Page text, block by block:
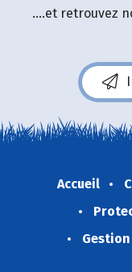
....et retrouvez
Accueil